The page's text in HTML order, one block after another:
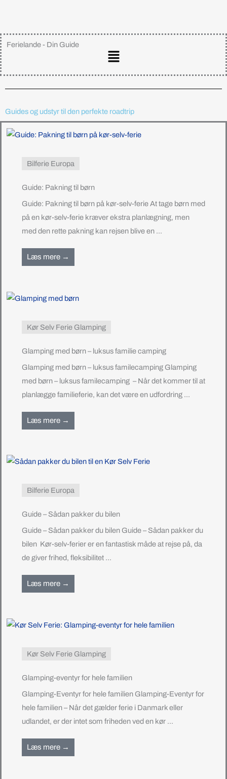
Ferielande - Din Guide
Main
Menu
Guides og udstyr til den perfekte roadtrip
Bilferie Europa
Guide: Pakning til børn
Guide: Pakning til børn på kør-selv-ferie At tage børn med
på en kør-selv-ferie kræver ekstra planlægning, men
med den rette pakning kan rejsen blive en ...
Læs mere →
Kør Selv Ferie Glamping
Glamping med børn – luksus familie camping
Glamping med børn – luksus familecamping Glamping
med børn – luksus familecamping – Når det kommer til at
planlægge familieferie, kan det være en udfordring ...
Læs mere →
Bilferie Europa
Guide – Sådan pakker du bilen
Guide – Sådan pakker du bilen Guide – Sådan pakker du
bilen Kør-selv-ferier er en fantastisk måde at rejse på, da
de giver frihed, fleksibilitet ...
Læs mere →
Kør Selv Ferie Glamping
Glamping-eventyr for hele familien
Glamping-Eventyr for hele familien Glamping-Eventyr for
hele familien – Når det gælder ferie i Danmark eller
udlandet, er der intet som friheden ved en kør ...
Læs mere →